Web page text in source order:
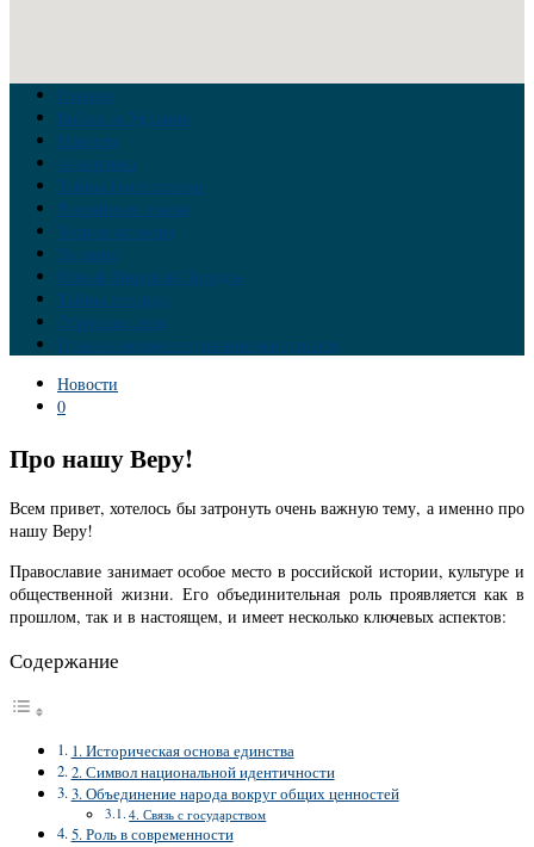
Главная
Война на Украине
Новости
Аналитика
Тайны Геополитики
Российские элиты
Теория заговора
Украина
Новый Мировой Порядок
Тайны истории
Обратная связь
Правила комментирования материалов
Новости
0
Про нашу Веру!
Всем привет, хотелось бы затронуть очень важную тему, а именно про
нашу Веру!
Православие занимает особое место в российской истории, культуре и
общественной жизни. Его объединительная роль проявляется как в
прошлом, так и в настоящем, и имеет несколько ключевых аспектов:
Содержание
1. Историческая основа единства
2. Символ национальной идентичности
3. Объединение народа вокруг общих ценностей
4. Связь с государством
5. Роль в современности